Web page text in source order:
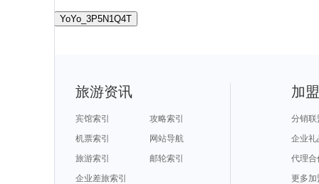
YoYo_3P5N1Q4T
旅游资讯
宾馆索引
攻略索引
机票索引
网站导航
旅游索引
邮轮索引
企业差旅索引
加
分销联
企业礼
代理合
更多加